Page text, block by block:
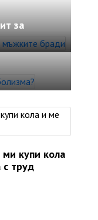
за
купи кола
с труд